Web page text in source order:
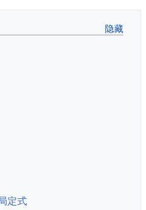
定式